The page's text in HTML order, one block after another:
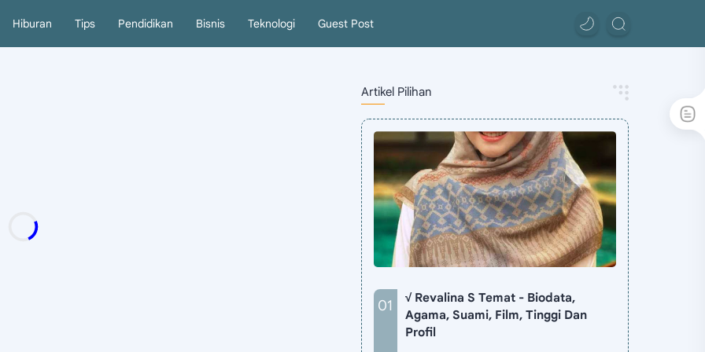
Hiburan Tips Pendidikan Bisnis Teknologi Guest Post
Artikel Pilihan
√ Revalina S Temat - Biodata,
Agama, Suami, Film, Tinggi Dan
Profil